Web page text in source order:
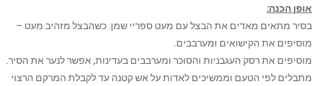
אופן הכנה:
בסיר מתאים מאדים את הבצל עם מעט ספריי שמן. כשהבצל מזהיב מעט –
מוסיפים את הקישואים ומערבבים.
מוסיפים את רסק העגבניות והסוכר ומערבבים בעדינות, אפשר לנער את הסיר.
מתבלים לפי הטעם וממשיכים לאדות על אש קטנה עד לקבלת המרקם הרצוי